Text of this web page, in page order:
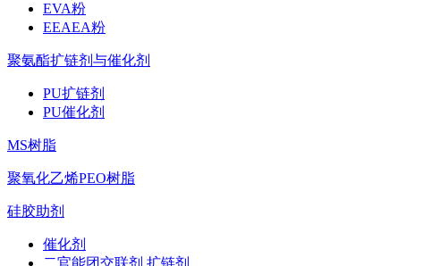
EVA粉
EEAEA粉
聚氨酯扩链剂与催化剂
PU扩链剂
PU催化剂
MS树脂
聚氧化乙烯PEO树脂
硅胶助剂
催化剂
二官能团交联剂 扩链剂